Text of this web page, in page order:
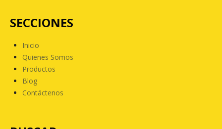
SECCIONES
Inicio
Quienes Somos
Productos
Blog
Contáctenos